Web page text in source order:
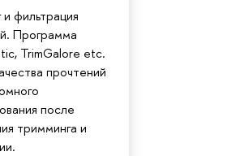
фильтрация
Программа
TrimGalore etc.
прочтений
после
тримминга и